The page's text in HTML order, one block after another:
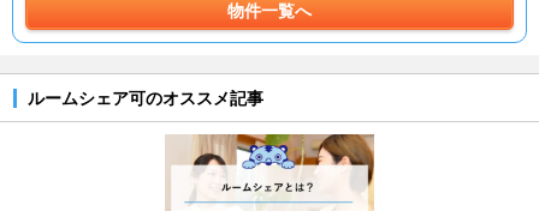
物件一覧へ
ルームシェア可のオススメ記事